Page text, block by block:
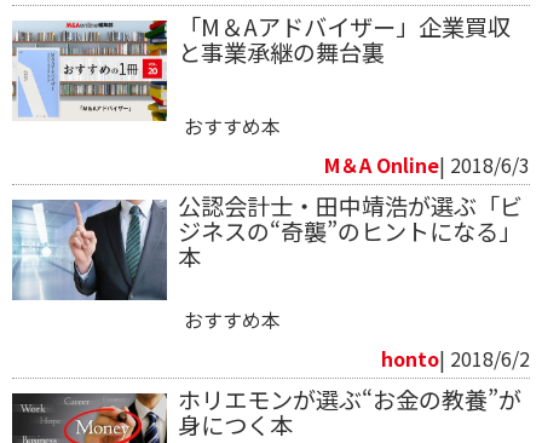
「M＆Aアドバイザー」企業買収
と事業承継の舞台裏
おすすめ本
M＆A Online| 2018/6/3
公認会計士・田中靖浩が選ぶ「ビ
ジネスの“奇襲”のヒントになる」
本
おすすめ本
honto| 2018/6/2
ホリエモンが選ぶ“お金の教養”が
身につく本